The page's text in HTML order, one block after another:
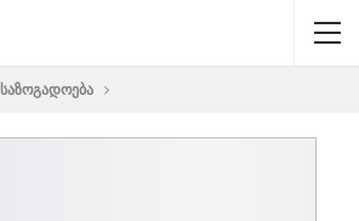
საზოგადოება